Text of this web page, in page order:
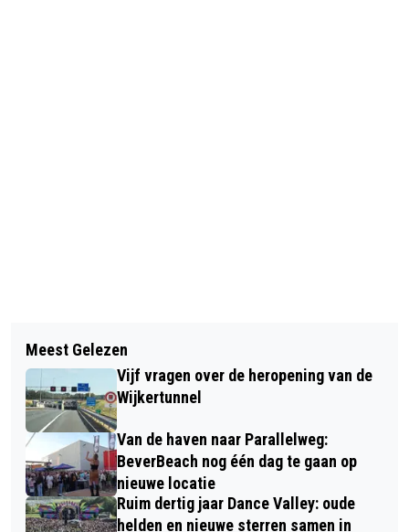
HGMK-LEZING: “WASPROGRAMMA
VAN EEN WEEK”
JOLENE HETTINGA-ZAGERS WORDT
DIRECTEUR EMPOWERYOU
Meest Gelezen
Vijf vragen over de heropening van de
Wijkertunnel
Van de haven naar Parallelweg:
BeverBeach nog één dag te gaan op
nieuwe locatie
Ruim dertig jaar Dance Valley: oude
helden en nieuwe sterren samen in